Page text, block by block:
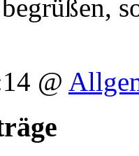
begrüßen,
@